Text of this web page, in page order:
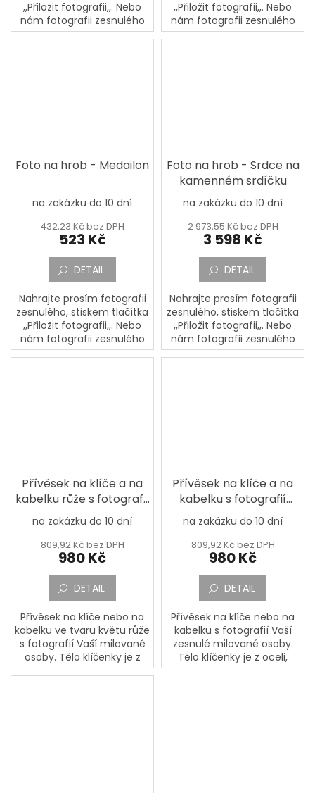
,,Přiložit fotografii,,. Nebo
nám fotografii zesnulého
pošlete poštou na adresu:
,,Přiložit fotografii,,. Nebo
nám fotografii zesnulého
pošlete poštou na adresu:
Foto na hrob - Medailon
na zakázku do 10 dní
432,23 Kč bez DPH
523 Kč
DETAIL
Nahrajte prosím fotografii
zesnulého, stiskem tlačítka
,,Přiložit fotografii,,. Nebo
nám fotografii zesnulého
pošlete poštou na adresu:
Foto na hrob - Srdce na
kamenném srdíčku
na zakázku do 10 dní
2 973,55 Kč bez DPH
3 598 Kč
DETAIL
Nahrajte prosím fotografii
zesnulého, stiskem tlačítka
,,Přiložit fotografii,,. Nebo
nám fotografii zesnulého
pošlete poštou na adresu:
Přívěsek na klíče a na
kabelku růže s fotografií
milované osoby
na zakázku do 10 dní
809,92 Kč bez DPH
980 Kč
DETAIL
Přívěsek na klíče nebo na
kabelku ve tvaru květu růže
s fotografií Vaší milované
osoby. Tělo klíčenky je z
oceli, fotografie je na
Přívěsek na klíče a na
kabelku s fotografií
milované osoby
na zakázku do 10 dní
809,92 Kč bez DPH
980 Kč
DETAIL
Přívěsek na klíče nebo na
kabelku s fotografií Vaší
zesnulé milované osoby.
Tělo klíčenky je z oceli,
fotografie je na